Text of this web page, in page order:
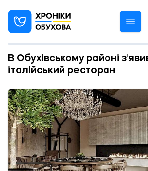
В Обухівському районі
італійський ресторан